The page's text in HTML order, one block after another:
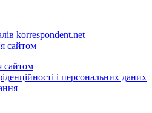
korrespondent.net
сайтом
сайтом
і персональних даних